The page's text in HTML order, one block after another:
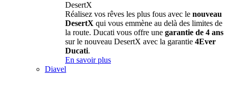
DesertX
Réalisez vos rêves les plus fous avec le nouveau
DesertX qui vous emmène au delà des limites de
la route. Ducati vous offre une garantie de 4 ans
sur le nouveau DesertX avec la garantie 4Ever
Ducati.
En savoir plus
Diavel